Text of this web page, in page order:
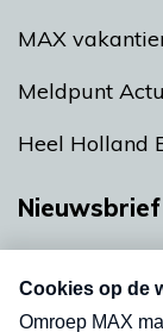
MAX
Meldpunt
Heel Holland
Nieuwsbrief
nieuwsbrief.
uw mailbox.